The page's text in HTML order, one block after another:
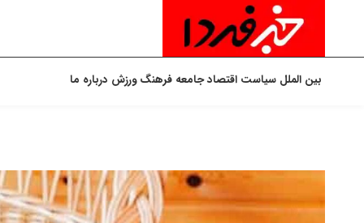
بین الملل سیاست اقتصادجامعه فرهنگورزش درباره ما